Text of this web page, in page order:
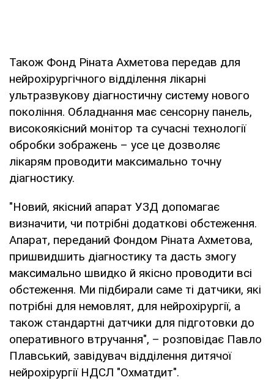
Також Фонд Ріната Ахметова передав для
нейрохірургічного відділення лікарні
ультразвукову діагностичну систему нового
покоління. Обладнання має сенсорну панель,
високоякісний монітор та сучасні технології
обробки зображень – усе це дозволяє
лікарям проводити максимально точну
діагностику.
"Новий, якісний апарат УЗД допомагає
визначити, чи потрібні додаткові обстеження.
Апарат, переданий Фондом Ріната Ахметова,
пришвидшить діагностику та дасть змогу
максимально швидко й якісно проводити всі
обстеження. Ми підбирали саме ті датчики, які
потрібні для немовлят, для нейрохірургії, а
також стандартні датчики для підготовки до
оперативного втручання", – розповідає Павло
Плавський, завідувач відділення дитячої
нейрохірургії НДСЛ "Охматдит".